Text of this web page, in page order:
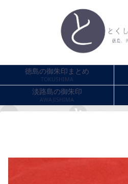
徳島の御朱印まとめ
TOKUSHIMA
淡路島の御朱印
AWAJISHIMA